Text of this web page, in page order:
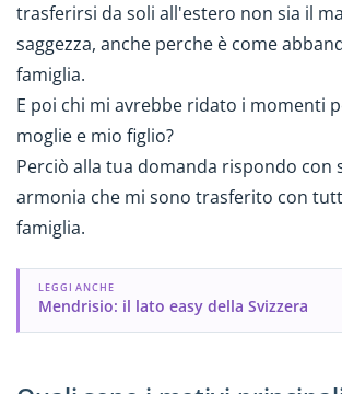
trasferirsi da soli all'estero non sia il
saggezza, anche perche è come
famiglia.
E poi chi mi avrebbe ridato i momenti
moglie e mio figlio?
Perciò alla tua domanda rispondo con
armonia che mi sono trasferito con
famiglia.
LEGGI ANCHE
Mendrisio: il lato easy della Svizzera